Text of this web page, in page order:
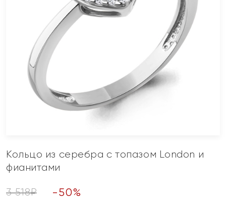
Кольцо из серебра с топазом London и
фианитами
3 518₽ -50%